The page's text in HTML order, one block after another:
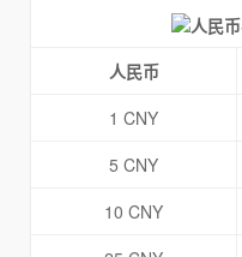
人民币
1 CNY
5 CNY
10 CNY